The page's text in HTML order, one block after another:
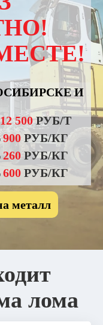
И
12 500РУБ/Т
900 РУБ/КГ
260РУБ/КГ
600 РУБ/КГ
металл
лома